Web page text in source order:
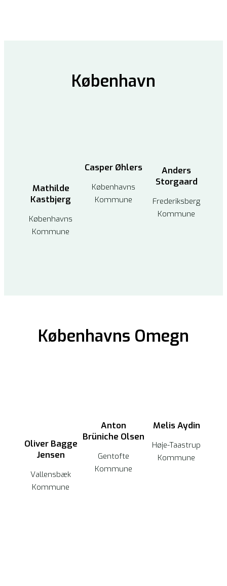
København
Mathilde
Kastbjerg
Københavns
Kommune
Casper Øhlers
Københavns
Kommune
Anders
Storgaard
Frederiksberg
Kommune
Københavns Omegn
Oliver Bagge
Jensen
Vallensbæk
Kommune
Anton
Brüniche Olsen
Gentofte
Kommune
Melis Aydin
Høje-Taastrup
Kommune